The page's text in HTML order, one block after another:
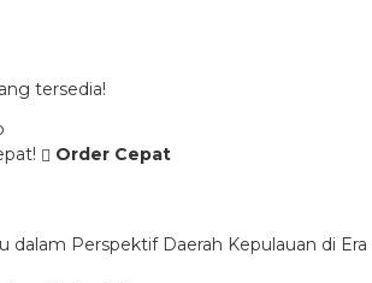
tersedia!
Order Cepat
dalam Perspektif Daerah Kepulauan di Era